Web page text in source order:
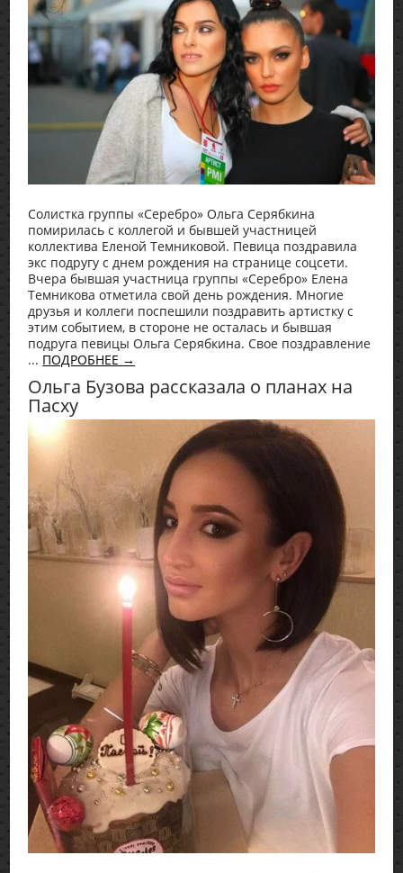
Солистка группы «Серебро» Ольга Серябкина
помирилась с коллегой и бывшей участницей
коллектива Еленой Темниковой. Певица поздравила
экс подругу с днем рождения на странице соцсети.
Вчера бывшая участница группы «Серебро» Елена
Темникова отметила свой день рождения. Многие
друзья и коллеги поспешили поздравить артистку с
этим событием, в стороне не осталась и бывшая
подруга певицы Ольга Серябкина. Свое поздравление
... ПОДРОБНЕЕ →
Ольга Бузова рассказала о планах на
Пасху